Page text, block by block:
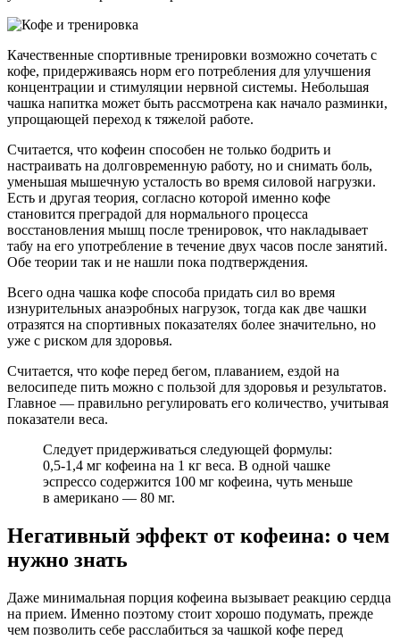
Качественные спортивные тренировки возможно сочетать с
кофе, придерживаясь норм его потребления для улучшения
концентрации и стимуляции нервной системы. Небольшая
чашка напитка может быть рассмотрена как начало разминки,
упрощающей переход к тяжелой работе.
Считается, что кофеин способен не только бодрить и
настраивать на долговременную работу, но и снимать боль,
уменьшая мышечную усталость во время силовой нагрузки.
Есть и другая теория, согласно которой именно кофе
становится преградой для нормального процесса
восстановления мышц после тренировок, что накладывает
табу на его употребление в течение двух часов после занятий.
Обе теории так и не нашли пока подтверждения.
Всего одна чашка кофе способа придать сил во время
изнурительных анаэробных нагрузок, тогда как две чашки
отразятся на спортивных показателях более значительно, но
уже с риском для здоровья.
Считается, что кофе перед бегом, плаванием, ездой на
велосипеде пить можно с пользой для здоровья и результатов.
Главное — правильно регулировать его количество, учитывая
показатели веса.
Следует придерживаться следующей формулы:
0,5-1,4 мг кофеина на 1 кг веса. В одной чашке
эспрессо содержится 100 мг кофеина, чуть меньше
в американо — 80 мг.
Негативный эффект от кофеина: о чем
нужно знать
Даже минимальная порция кофеина вызывает реакцию сердца
на прием. Именно поэтому стоит хорошо подумать, прежде
чем позволить себе расслабиться за чашкой кофе перед